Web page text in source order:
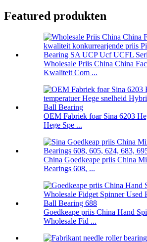
Featured produkten
Wholesale Priis China China
Kwaliteit Com ...
OEM Fabriek foar Sina 6203
Hege Spe ...
China Goedkeape priis China
Bearings 608, ...
Goedkeape priis China Hand
Wholesale Fid ...